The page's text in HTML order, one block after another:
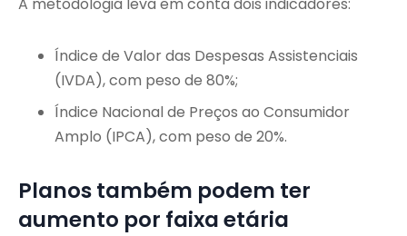
A metodologia leva em conta dois indicadores:
Índice de Valor das Despesas Assistenciais
(IVDA), com peso de 80%;
Índice Nacional de Preços ao Consumidor
Amplo (IPCA), com peso de 20%.
Planos também podem ter
aumento por faixa etária